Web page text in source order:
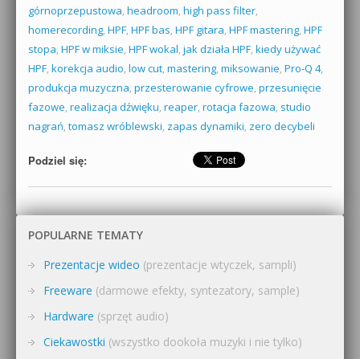
górnoprzepustowa, headroom, high pass filter,
homerecording, HPF, HPF bas, HPF gitara, HPF mastering, HPF
stopa, HPF w miksie, HPF wokal, jak działa HPF, kiedy używać
HPF, korekcja audio, low cut, mastering, miksowanie, Pro-Q 4,
produkcja muzyczna, przesterowanie cyfrowe, przesunięcie
fazowe, realizacja dźwięku, reaper, rotacja fazowa, studio
nagrań, tomasz wróblewski, zapas dynamiki, zero decybeli
Podziel się:
POPULARNE TEMATY
Prezentacje wideo (prezentacje wtyczek, sampli)
Freeware (darmowe efekty, syntezatory, sample)
Hardware (sprzęt audio)
Ciekawostki (wszystko dookoła muzyki i nie tylko)